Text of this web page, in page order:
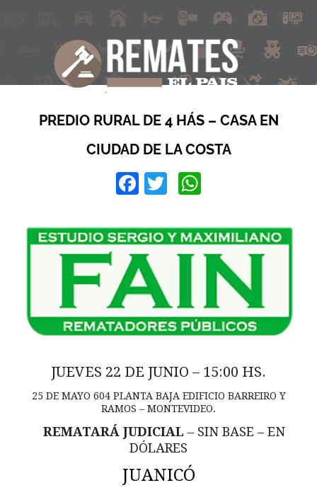
PREDIO RURAL DE 4 HÁS – CASA EN
CIUDAD DE LA COSTA
Facebook
Twitter
JUEVES 22 DE JUNIO – 15:00 HS.
25 DE MAYO 604 PLANTA BAJA EDIFICIO BARREIRO Y
RAMOS – MONTEVIDEO.
REMATARÁ JUDICIAL – SIN BASE – EN
DÓLARES
JUANICÓ